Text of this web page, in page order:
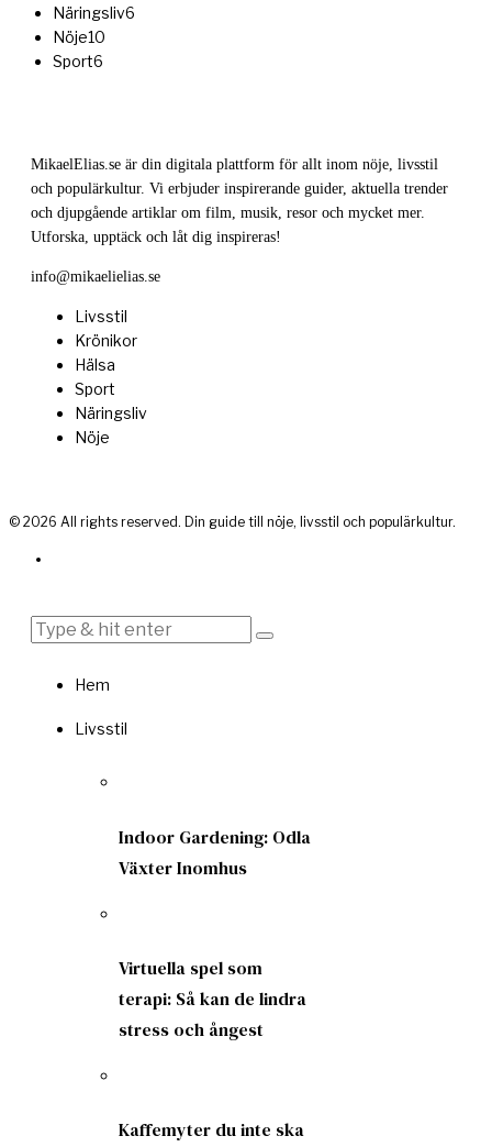
Näringsliv6
Nöje10
Sport6
MikaelElias.se är din digitala plattform för allt inom nöje, livsstil
och populärkultur. Vi erbjuder inspirerande guider, aktuella trender
och djupgående artiklar om film, musik, resor och mycket mer.
Utforska, upptäck och låt dig inspireras!
info@mikaelielias.se
Livsstil
Krönikor
Hälsa
Sport
Näringsliv
Nöje
© 2026 All rights reserved. Din guide till nöje, livsstil och populärkultur.
Hem
Livsstil
Indoor Gardening: Odla
Växter Inomhus
Virtuella spel som
terapi: Så kan de lindra
stress och ångest
Kaffemyter du inte ska